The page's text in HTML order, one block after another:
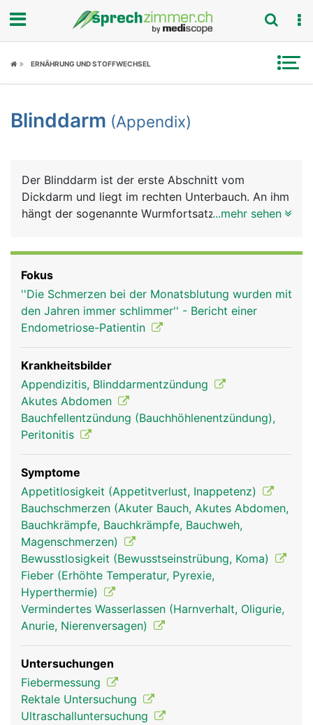
Fokus
Symptome
News
Rubriken
ERNÄHRUNG UND STOFFWECHSEL
Blinddarm (Appendix)
Der Blinddarm ist der erste Abschnitt vom
Dickdarm und liegt im rechten Unterbauch. An ihm
hängt der sogenannte Wurmfortsatz, der
haben, da dort sehr viele Abwehrzellen
(Lymphozyten) im Gewebe zu finden sind.
...mehr sehen
Fokus
''Die Schmerzen bei der Monatsblutung wurden mit
den Jahren immer schlimmer'' - Bericht einer
Endometriose-Patientin
Krankheitsbilder
Appendizitis, Blinddarmentzündung
Akutes Abdomen
Bauchfellentzündung (Bauchhöhlenentzündung),
Peritonitis
Symptome
Appetitlosigkeit (Appetitverlust, Inappetenz)
Bauchschmerzen (Akuter Bauch, Akutes Abdomen,
Bauchkrämpfe, Bauchkrämpfe, Bauchweh,
Magenschmerzen)
Bewusstlosigkeit (Bewusstseinstrübung, Koma)
Fieber (Erhöhte Temperatur, Pyrexie,
Hyperthermie)
Vermindertes Wasserlassen (Harnverhalt, Oligurie,
Anurie, Nierenversagen)
Untersuchungen
Fiebermessung
Rektale Untersuchung
Ultraschalluntersuchung